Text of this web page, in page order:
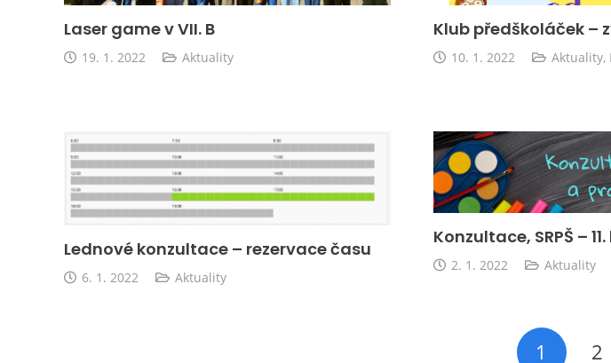
Laser game v VII. B
19. 1. 2022 Aktuality
Klub předškoláček –
10. 1. 2022 Aktuality,
Lednové konzultace – rezervace času
6. 1. 2022 Aktuality
Konzultace, SRPŠ –
2. 1. 2022 Aktuality
1 2